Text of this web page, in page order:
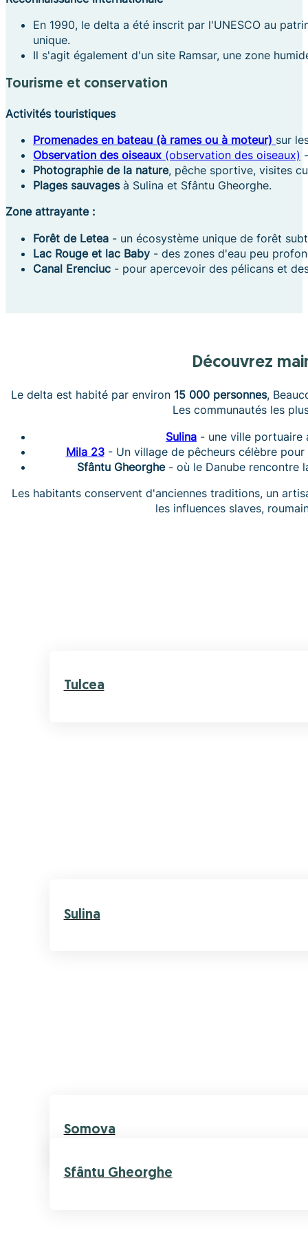
En 1990, le delta a été inscrit par l'UNESCO au
unique.
Il s'agit également d'un site Ramsar, une zone
Tourisme et conservation
Activités touristiques
Promenades en bateau (à rames ou à moteur) sur
Observation des oiseaux (observation des oiseaux)
Photographie de la nature, pêche sportive, visites
Plages sauvagesà Sulina et Sfântu Gheorghe.
Zone attrayante :
Forêt de Letea - un écosystème unique de forêt
Lac Rouge et lac Baby - des zones d'eau peu
Canal Erenciuc - pour apercevoir des pélicans et
Découvrez
Le delta est habité par environ 15 000 personnes,
Les communautés les
Sulina - une ville portuaire
Mila 23- Un village de pêcheurs célèbre
Sfântu Gheorghe- où le Danube rencontre
Les habitants conservent d'anciennes traditions, un
les influences slaves,
Tulcea
Sulina
Somova
Sfântu Gheorghe